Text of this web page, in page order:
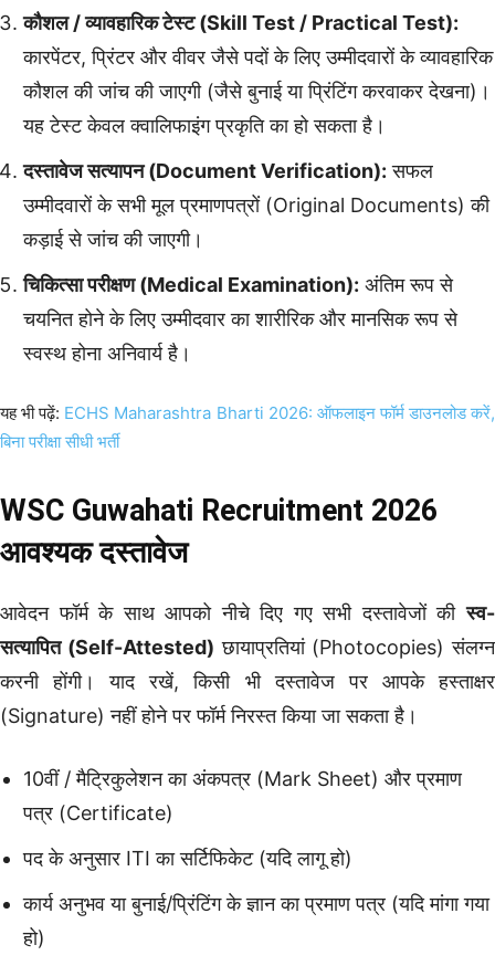
कौशल / व्यावहारिक टेस्ट (Skill Test / Practical Test):
कारपेंटर, प्रिंटर और वीवर जैसे पदों के लिए उम्मीदवारों के व्यावहारिक
कौशल की जांच की जाएगी (जैसे बुनाई या प्रिंटिंग करवाकर देखना)।
यह टेस्ट केवल क्वालिफाइंग प्रकृति का हो सकता है।
दस्तावेज सत्यापन (Document Verification): सफल
उम्मीदवारों के सभी मूल प्रमाणपत्रों (Original Documents) की
कड़ाई से जांच की जाएगी।
चिकित्सा परीक्षण (Medical Examination): अंतिम रूप से
चयनित होने के लिए उम्मीदवार का शारीरिक और मानसिक रूप से
स्वस्थ होना अनिवार्य है।
यह भी पढ़ें: ECHS Maharashtra Bharti 2026: ऑफलाइन फॉर्म डाउनलोड करें,
बिना परीक्षा सीधी भर्ती
WSC Guwahati Recruitment 2026
आवश्यक दस्तावेज
आवेदन फॉर्म के साथ आपको नीचे दिए गए सभी दस्तावेजों कीस्व-
सत्यापित (Self-Attested) छायाप्रतियां (Photocopies) संलग्न
करनी होंगी। याद रखें, किसी भी दस्तावेज पर आपके हस्ताक्षर
(Signature) नहीं होने पर फॉर्म निरस्त किया जा सकता है।
10वीं / मैट्रिकुलेशन का अंकपत्र (Mark Sheet) और प्रमाण
पत्र (Certificate)
पद के अनुसार ITI का सर्टिफिकेट (यदि लागू हो)
कार्य अनुभव या बुनाई/प्रिंटिंग के ज्ञान का प्रमाण पत्र (यदि मांगा गया
हो)